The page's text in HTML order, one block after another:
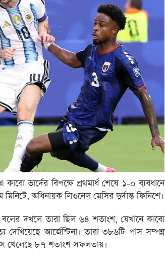
ভার্দের বিপক্ষে প্রথমার্ধ শেষে ১-০ ব্যবধানে
অধিনায়ক লিওনেল মেসির দুর্দান্ত ফিনিশে।
বলের দখলে তারা ছিল ৬৪ শতাংশ, যেখানে কাবো
আর্জেন্টিনা। তারা ৩৮৬টি পাস সম্পন্ন
খেলেছে ৮৭ শতাংশ সফলতায়।